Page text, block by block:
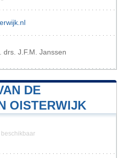
drs. J.F.M. Janssen
DE
OISTERWIJK
beschikbaar